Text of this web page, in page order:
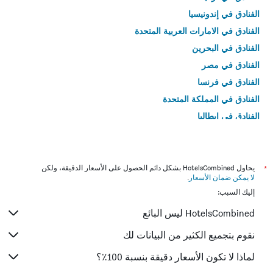
الفنادق في إندونيسيا
الفنادق في الامارات العربية المتحدة
الفنادق في البحرين
الفنادق في مصر
الفنادق في فرنسا
الفنادق في المملكة المتحدة
الفنادق في إيطاليا
*
يحاول HotelsCombined بشكل دائم الحصول على الأسعار الدقيقة، ولكن
لا يمكن ضمان الأسعار .
إليك السبب:
HotelsCombined ليس البائع
نقوم بتجميع الكثير من البيانات لك
لماذا لا تكون الأسعار دقيقة بنسبة 100٪؟